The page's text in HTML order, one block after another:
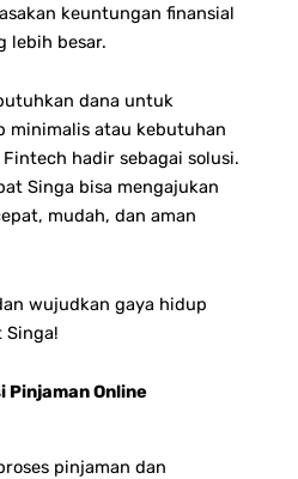
keuntungan finansial
lebih besar.
dana untuk
minimalis atau kebutuhan
hadir sebagai solusi.
Singa bisa mengajukan
mudah, dan aman
wujudkan gaya hidup
Singa!
Pinjaman Online
pinjaman dan